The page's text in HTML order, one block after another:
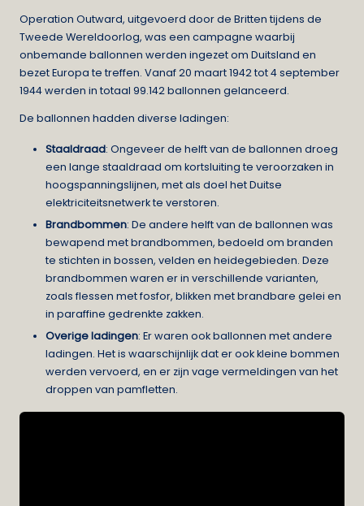
Operation Outward, uitgevoerd door de Britten tijdens de
Tweede Wereldoorlog, was een campagne waarbij
onbemande ballonnen werden ingezet om Duitsland en
bezet Europa te treffen. Vanaf 20 maart 1942 tot 4 september
1944 werden in totaal 99.142 ballonnen gelanceerd.
De ballonnen hadden diverse ladingen:
Staaldraad: Ongeveer de helft van de ballonnen droeg
een lange staaldraad om kortsluiting te veroorzaken in
hoogspanningslijnen, met als doel het Duitse
elektriciteitsnetwerk te verstoren.
Brandbommen: De andere helft van de ballonnen was
bewapend met brandbommen, bedoeld om branden
te stichten in bossen, velden en heidegebieden. Deze
brandbommen waren er in verschillende varianten,
zoals flessen met fosfor, blikken met brandbare gelei en
in paraffine gedrenkte zakken.
Overige ladingen: Er waren ook ballonnen met andere
ladingen. Het is waarschijnlijk dat er ook kleine bommen
werden vervoerd, en er zijn vage vermeldingen van het
droppen van pamfletten.